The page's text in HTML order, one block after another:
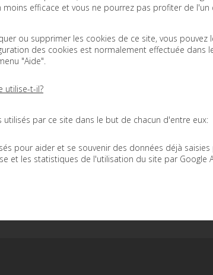
efficace et vous ne pourrez pas profiter de l'un
ou supprimer les cookies de ce site, vous
des cookies est normalement effectuée
"Aide".
utilise-t-il?
utilisés par ce site dans le but de chacun d'entre eux:
pour aider et se souvenir des données déjà
et les statistiques de l'utilisation du site par Google